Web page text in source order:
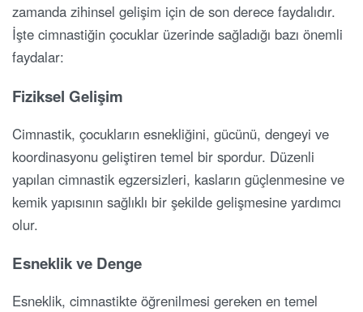
zamanda zihinsel gelişim için de son derece faydalıdır.
İşte cimnastiğin çocuklar üzerinde sağladığı bazı önemli
faydalar:
Fiziksel Gelişim
Cimnastik, çocukların esnekliğini, gücünü, dengeyi ve
koordinasyonu geliştiren temel bir spordur. Düzenli
yapılan cimnastik egzersizleri, kasların güçlenmesine ve
kemik yapısının sağlıklı bir şekilde gelişmesine yardımcı
olur.
Esneklik ve Denge
Esneklik, cimnastikte öğrenilmesi gereken en temel